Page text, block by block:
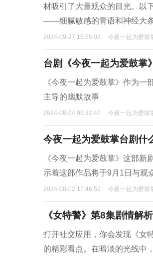
材吸引了大量观众的目光。以
——细腻敏感的青语和神经大
2024-09-27 16:55:02 今夜一起为爱鼓
台剧《今夜一起为爱鼓掌
《今夜一起为爱鼓掌》作为
主导的幽默故事
2024-08-04 09:32:47 今夜一起为爱鼓
今夜一起为爱鼓掌台剧什
《今夜一起为爱鼓掌》这部
示着这部作品将于9月1日与观
2024-08-02 17:46:52 今夜一起为爱鼓
《女特警》第8集剧情解析
打开社交应用，你会发现《女
的精彩看点。在暗淡的光线中